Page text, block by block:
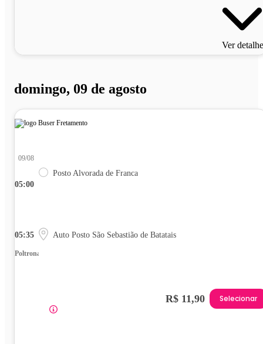
Ver
domingo, 09 de agosto
05:00
09/08
Posto Alvorada de Franca
05:35 Auto Posto São Sebastião de Batatais
Poltrona
R$ 11,90 Selecionar